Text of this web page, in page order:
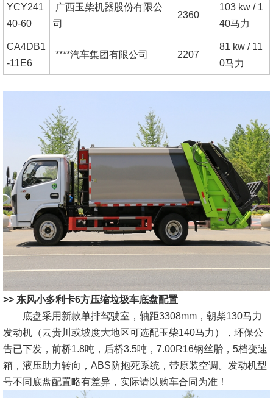
YCY241
40-60
广西玉柴机器股份有限公
司
2360
103 kw / 1
40马力
CA4DB1
-11E6
****汽车集团有限公司 2207
81 kw / 11
0马力
>> 东风小多利卡6方压缩垃圾车底盘配置
底盘采用新款单排驾驶室，轴距3308mm，朝柴130马力
发动机（云贵川或坡度大地区可选配玉柴140马力），环保公
告已下发，前桥1.8吨，后桥3.5吨，7.00R16钢丝胎，5档变速
箱，液压助力转向，ABS防抱死系统，带原装空调。发动机型
号不同底盘配置略有差异，实际请以购车合同为准！